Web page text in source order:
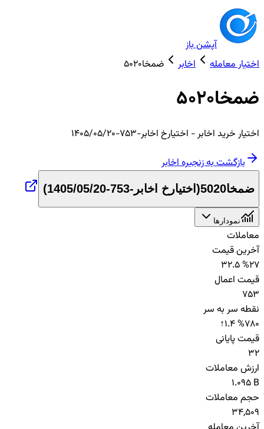
آپشن باز
اختیار معامله
اخابر ضمخا5020
ضمخا5020
اختیار خرید اخابر- اختیارخ اخابر-753-1405/05/20
بازگشت به زنجیرهاخابر
ضمخا5020 ( اختیارخ اخابر-753-1405/05/20 )
نمودارها
معاملات
آخرین قیمت
27
32.5 %
قیمت اعمال
753
نقطه سر به سر
780
↑1.4 %
قیمت پایانی
32
ارزش معاملات
1.095 B
حجم معاملات
34,509